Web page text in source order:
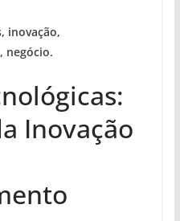
inovação,
negócio.
Inovação